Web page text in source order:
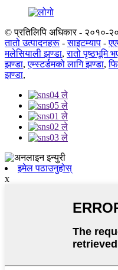
© प्रतिलिपि अधिकार - २०१०-
तातो उत्पादनहरू -साइटम्याप -
मलेसियाली झण्डा,रातो पृष्ठभूमि
झण्डा,एम्स्टर्डमको लागि झण्डा,
झण्डा,
इमेल पठाउनुहोस्
x